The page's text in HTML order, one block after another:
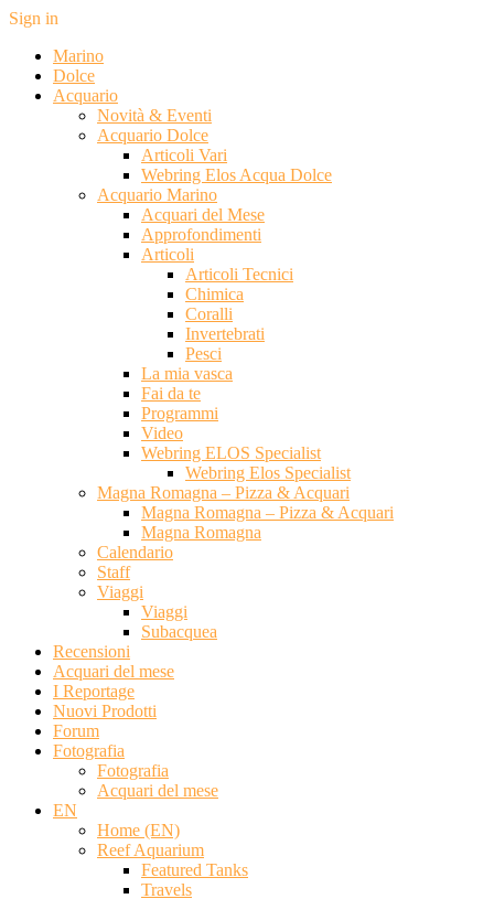
Sign in
Marino
Dolce
Acquario
Novità & Eventi
Acquario Dolce
Articoli Vari
Webring Elos Acqua Dolce
Acquario Marino
Acquari del Mese
Approfondimenti
Articoli
Articoli Tecnici
Chimica
Coralli
Invertebrati
Pesci
La mia vasca
Fai da te
Programmi
Video
Webring ELOS Specialist
Webring Elos Specialist
Magna Romagna – Pizza & Acquari
Magna Romagna – Pizza & Acquari
Magna Romagna
Calendario
Staff
Viaggi
Viaggi
Subacquea
Recensioni
Acquari del mese
I Reportage
Nuovi Prodotti
Forum
Fotografia
Fotografia
Acquari del mese
EN
Home (EN)
Reef Aquarium
Featured Tanks
Travels